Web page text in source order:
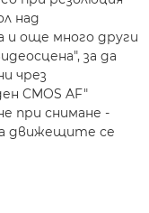
над
и още много други
за да
чрез
CMOS AF"
при снимане -
движещите се